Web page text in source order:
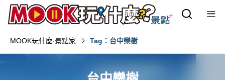
MOOK玩什麼‧景點家 Tag：台中欒樹